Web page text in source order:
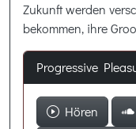
Zukunft werden
bekommen, ihre
Progressive
Hören